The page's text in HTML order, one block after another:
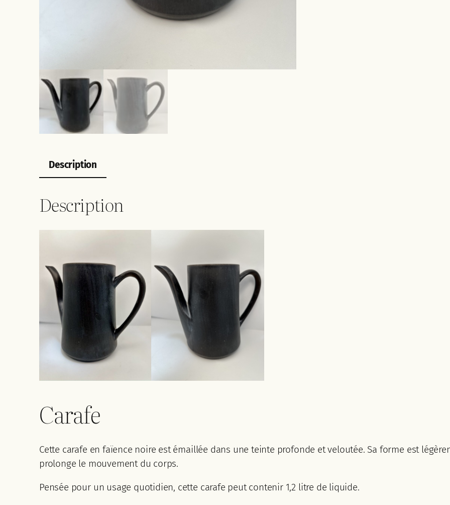
Description
Description
Carafe
Cette carafe en faïence noire est émaillée dans une teinte profonde et veloutée. Sa forme est
prolonge le mouvement du corps.
Pensée pour un usage quotidien, cette carafe peut contenir 1,2 litre de liquide.